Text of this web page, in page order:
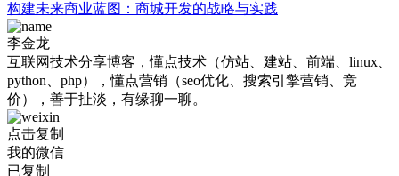
构建未来商业蓝图：商城开发的战略与实践
李金龙
互联网技术分享博客，懂点技术（仿站、建站、前端、linux、
python、php），懂点营销（seo优化、搜索引擎营销、竞
价），善于扯淡，有缘聊一聊。
点击复制
我的微信
已复制